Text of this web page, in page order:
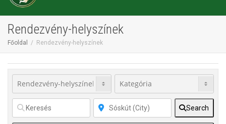
Rendezvény-helyszínek
Főoldal Rendezvény-helyszínek
Search